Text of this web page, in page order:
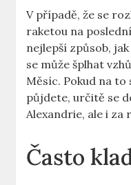
V případě, že se
raketou na
nejlepší způsob,
se může šplhat
Měsíc. Pokud na
půjdete, určitě se
Alexandrie, ale i za
Často